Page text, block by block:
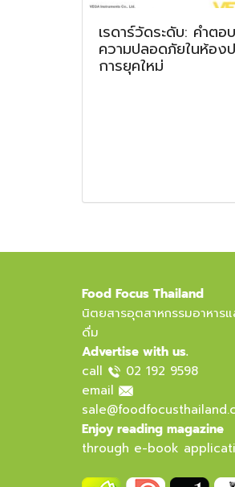
เรดาร์วัดระดับ: คำตอ
ความปลอดภัยในห้อง
การยุคใหม่
Food Focus Thailand
นิตยสารอุตสาหกรรมอาหารแ
ดื่ม
Advertise with us.
call
02 192 9598
email
Enjoy reading magazine
through e-book